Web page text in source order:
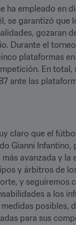
ha empleado en
se garantizó
gozaran
Durante el
plataformas
En total,
ante las
claro que el
Gianni
avanzada y la
y árbitros de
y
a los
posibles,
para sus